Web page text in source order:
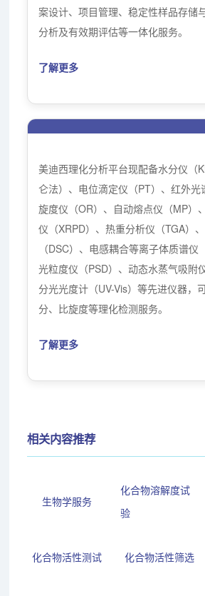
案设计、项目管理、稳定性样品存储
分析及有效期评估等一体化服务。
了解更多
美迪西理化分析平台现配备水分仪（
仑法）、电位滴定仪（PT）、红外光
旋度仪（OR）、自动熔点仪（MP）
仪（XRPD）、热重分析仪（TGA）
（DSC）、电感耦合等离子体质谱仪
光粒度仪（PSD）、动态水蒸气吸附
分光光度计（UV-Vis）等先进仪器，
分、比旋度等理化检测服务。
了解更多
相关内容推荐
生物学服务
化合物溶解度试
验
化合物活性测试 化合物活性筛选